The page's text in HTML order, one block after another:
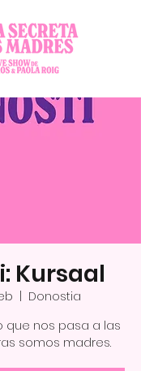
Kursaal
Donostia
que nos pasa a las
somos madres.